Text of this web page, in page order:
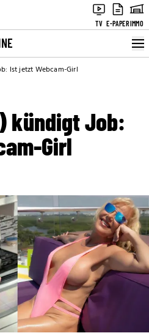
TV E-PAPERIMMO
Ist jetzt Webcam-Girl
kündigt Job:
Girl